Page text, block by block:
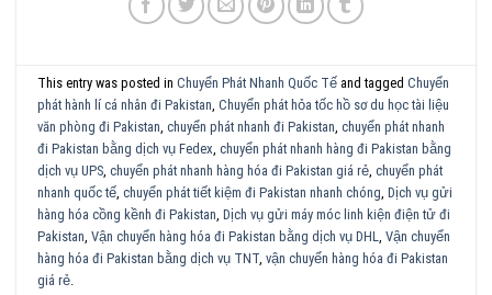
This entry was posted inChuyển Phát Nhanh Quốc Tế and taggedChuyển
phát hành lí cá nhân đi Pakistan,Chuyển phát hỏa tốc hồ sơ du học tài liệu
văn phòng đi Pakistan,chuyển phát nhanh đi Pakistan,chuyển phát nhanh
đi Pakistan bằng dịch vụ Fedex,chuyển phát nhanh hàng đi Pakistan bằng
dịch vụ UPS,chuyển phát nhanh hàng hóa đi Pakistan giá rẻ,chuyển phát
nhanh quốc tế,chuyển phát tiết kiệm đi Pakistan nhanh chóng,Dịch vụ gửi
hàng hóa cồng kềnh đi Pakistan,Dịch vụ gửi máy móc linh kiện điện tử đi
Pakistan,Vận chuyển hàng hóa đi Pakistan bằng dịch vụ DHL,Vận chuyển
hàng hóa đi Pakistan bằng dịch vụ TNT,vận chuyển hàng hóa đi Pakistan
giá rẻ.